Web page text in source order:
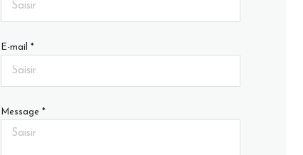
E-mail *
Message *